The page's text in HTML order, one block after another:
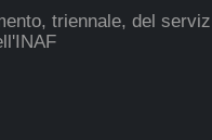
triennale, del